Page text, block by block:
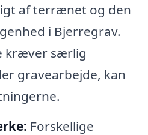
af terrænet og den
i Bjerregrav.
kræver særlig
gravearbejde, kan
Forskellige